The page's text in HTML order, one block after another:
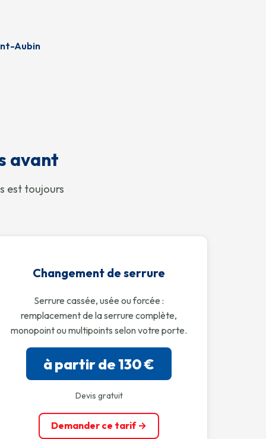
Aubin
avant
est toujours
Changement de serrure
Serrure cassée, usée ou forcée :
remplacement de la serrure complète,
monopoint ou multipoints selon votre porte.
à partir de 130 €
Devis gratuit
Demander ce tarif →